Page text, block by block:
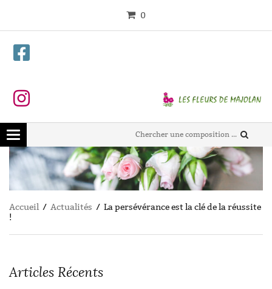
0
Toggle
navigation
Accueil/ Actualités / La persévérance est la clé de la réussite
!
Articles Récents